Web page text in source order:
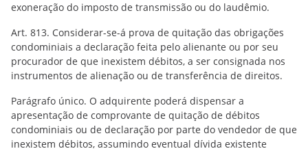
exoneração do imposto de transmissão ou do laudêmio.
Art. 813. Considerar-se-á prova de quitação das obrigações
condominiais a declaração feita pelo alienante ou por seu
procurador de que inexistem débitos, a ser consignada nos
instrumentos de alienação ou de transferência de direitos.
Parágrafo único. O adquirente poderá dispensar a
apresentação de comprovante de quitação de débitos
condominiais ou de declaração por parte do vendedor de que
inexistem débitos, assumindo eventual dívida existente